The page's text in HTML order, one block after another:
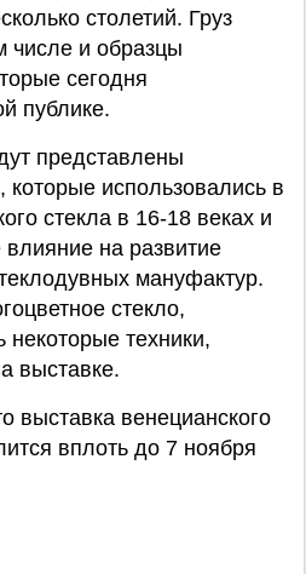
столетий. Груз
числе и образцы
сегодня
публике.
представлены
использовались в
стекла в 16-18 веках и
влияние на развитие
мануфактур.
стекло,
техники,
выставке.
выставка венецианского
вплоть до 7 ноября